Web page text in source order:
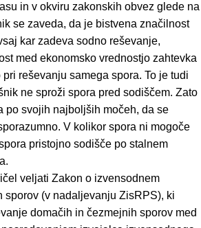
in v okviru zakonskih obvez glede na
se zaveda, da je bistvena značilnost
kar zadeva sodno reševanje,
med ekonomsko vrednostjo zahtevka
reševanju samega spora. To je tudi
ne sproži spora pred sodiščem. Zato
po svojih najboljših močeh, da se
V kolikor spora ni mogoče
pristojno sodišče po stalnem
veljati Zakon o izvensodnem
sporov (v nadaljevanju ZisRPS), ki
domačih in čezmejnih sporov med